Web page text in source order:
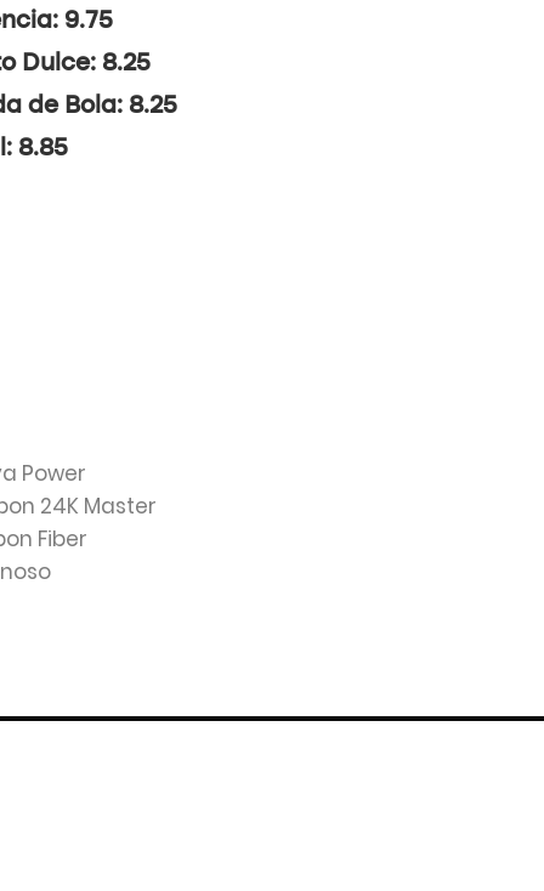
9.75
Dulce: 8.25
de Bola: 8.25
8.85
Power
24K Master
Fiber